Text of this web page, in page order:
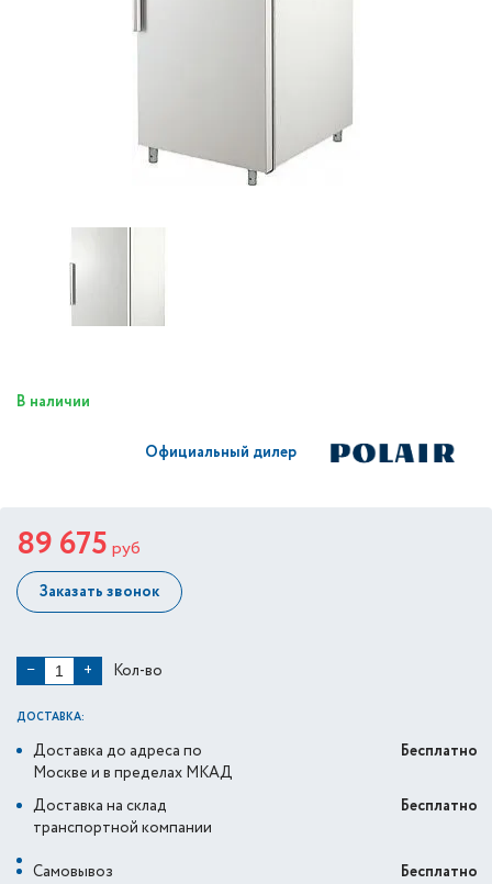
В наличии
Официальный дилер
89 675 руб
Заказать звонок
− + Кол-во
ДОСТАВКА:
Доставка до адреса по
Москве и в пределах МКАД
Бесплатно
Доставка на склад
транспортной компании
Бесплатно
Самовывоз
Бесплатно